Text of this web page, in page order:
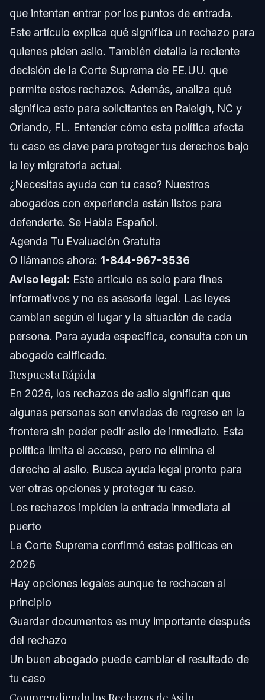
Errores Comunes que Debes Evitar en Casos de
Asilo
Cronología: Qué Esperar en Tu Caso de Asilo
Costos y Tarifas: Factores que Influyen en el
Precio de Tu Caso
Notas para NC, FL y a Nivel Nacional
Notas para Florida
Cuándo Llamar a un Abogado Ahora
Acerca de Vasquez Law Firm
Confianza y Experiencia del Abogado
Preguntas Frecuentes
bfQue9 es un rechazo de asilo?
bfCf3mo afecta la decisif3n de la Corte Suprema de
2026 a los solicitantes de asilo?
bfPuedo volver a solicitar asilo despue9s de ser
asilo?
bfQue9 es una entrevista de temor creedble?
rechazos?
bfExisten protecciones legales para solicitantes frente
en Raleigh u Orlando?
Fuentes y Referencias
que intentan entrar por los puntos de entrada.
Este artículo explica qué significa un rechazo para
quienes piden asilo. También detalla la reciente
decisión de la Corte Suprema de EE.UU. que
permite estos rechazos. Además, analiza qué
significa esto para solicitantes en Raleigh, NC y
Orlando, FL. Entender cómo esta política afecta
tu caso es clave para proteger tus derechos bajo
la ley migratoria actual.
¿Necesitas ayuda con tu caso? Nuestros
abogados con experiencia están listos para
defenderte. Se Habla Español.
Agenda Tu Evaluación Gratuita
O llámanos ahora: 1-844-967-3536
Aviso legal: Este artículo es solo para fines
informativos y no es asesoría legal. Las leyes
cambian según el lugar y la situación de cada
persona. Para ayuda específica, consulta con un
abogado calificado.
Respuesta Rápida
En 2026, los rechazos de asilo significan que
algunas personas son enviadas de regreso en la
frontera sin poder pedir asilo de inmediato. Esta
política limita el acceso, pero no elimina el
derecho al asilo. Busca ayuda legal pronto para
ver otras opciones y proteger tu caso.
Los rechazos impiden la entrada inmediata al
puerto
La Corte Suprema confirmó estas políticas en
2026
Hay opciones legales aunque te rechacen al
principio
Guardar documentos es muy importante después
del rechazo
Un buen abogado puede cambiar el resultado de
tu caso